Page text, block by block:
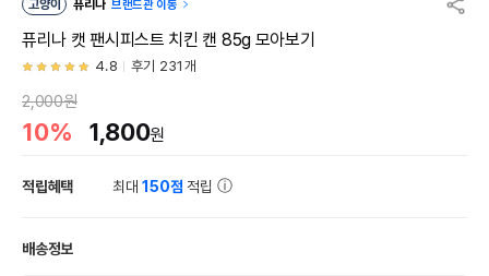
고양이 퓨리나 브랜드관 이동
퓨리나 캣 팬시피스트 치킨 캔 85g 모아보기
4.8 후기 231개
2,000원
10% 1,800원
적립혜택 최대150점 적립
배송정보